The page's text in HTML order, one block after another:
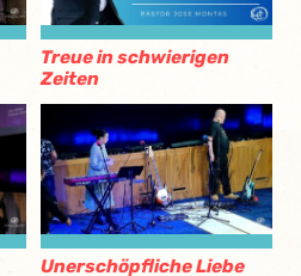
Treue in schwierigen
Zeiten
Unerschöpfliche Liebe